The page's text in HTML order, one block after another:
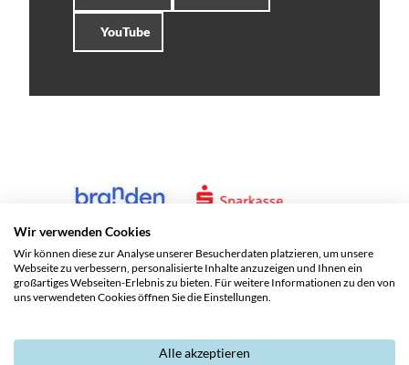
YouTube
Wir verwenden Cookies
Wir können diese zur Analyse unserer Besucherdaten platzieren, um unsere
Webseite zu verbessern, personalisierte Inhalte anzuzeigen und Ihnen ein
großartiges Webseiten-Erlebnis zu bieten. Für weitere Informationen zu den von
uns verwendeten Cookies öffnen Sie die Einstellungen.
Alle akzeptieren